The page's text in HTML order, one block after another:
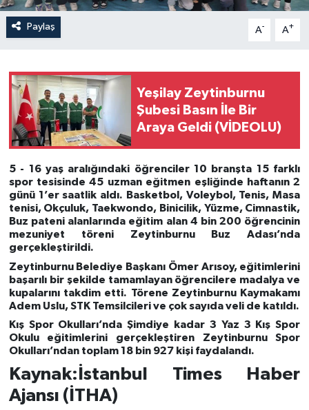
Paylaş A- A+
Yeşilay Zeytinburnu
Şubesi Basın İle Bir
Araya Geldi (VİDEOLU)
5 - 16 yaş aralığındaki öğrenciler 10 branşta 15 farklı
spor tesisinde 45 uzman eğitmen eşliğinde haftanın 2
günü 1’er saatlik aldı. Basketbol, Voleybol, Tenis, Masa
tenisi, Okçuluk, Taekwondo, Binicilik, Yüzme, Cimnastik,
Buz pateni alanlarında eğitim alan 4 bin 200 öğrencinin
mezuniyet töreni Zeytinburnu Buz Adası’nda
gerçekleştirildi.
Zeytinburnu Belediye Başkanı Ömer Arısoy, eğitimlerini
başarılı bir şekilde tamamlayan öğrencilere madalya ve
kupalarını takdim etti. Törene Zeytinburnu Kaymakamı
Adem Uslu, STK Temsilcileri ve çok sayıda veli de katıldı.
Kış Spor Okulları’nda Şimdiye kadar 3 Yaz 3 Kış Spor
Okulu eğitimlerini gerçekleştiren Zeytinburnu Spor
Okulları’ndan toplam 18 bin 927 kişi faydalandı.
Kaynak:İstanbul Times Haber
Ajansı (İTHA)